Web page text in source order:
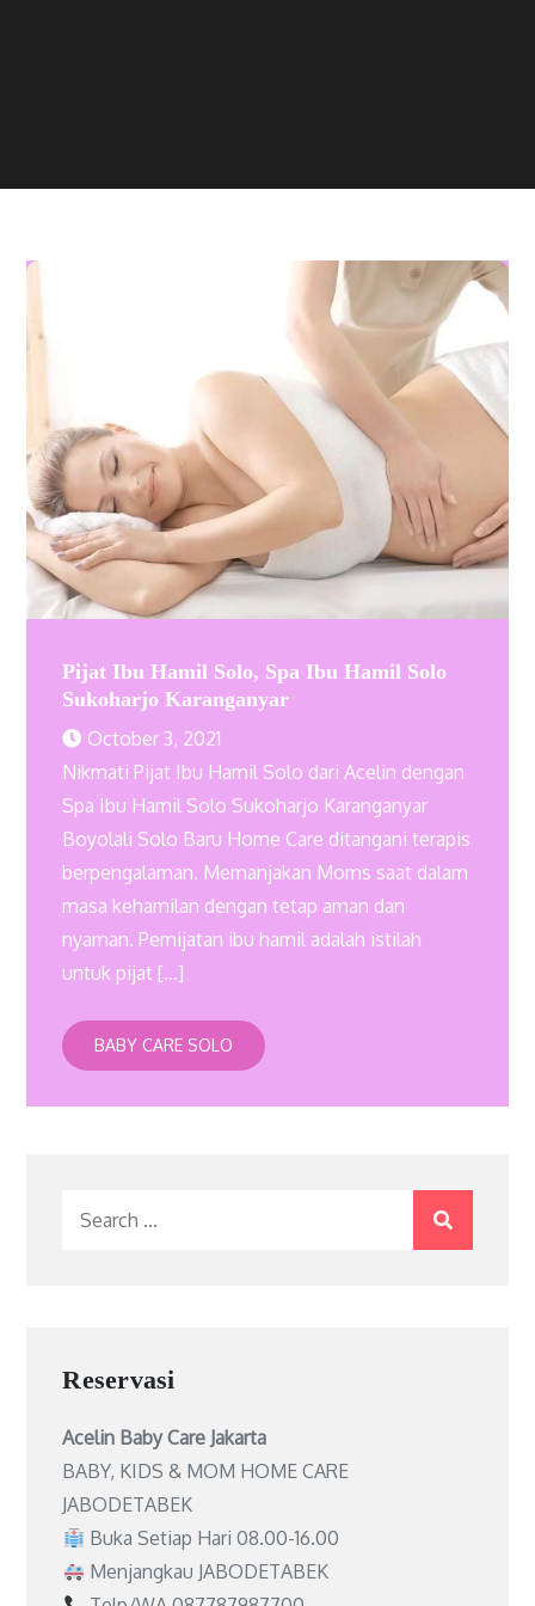
Pijat Ibu Hamil Solo, Spa Ibu Hamil Solo
Sukoharjo Karanganyar
October 3, 2021
Nikmati Pijat Ibu Hamil Solo dari Acelin dengan
Spa Ibu Hamil Solo Sukoharjo Karanganyar
Boyolali Solo Baru Home Care ditangani terapis
berpengalaman. Memanjakan Moms saat dalam
masa kehamilan dengan tetap aman dan
nyaman. Pemijatan ibu hamil adalah istilah
untuk pijat […]
BABY CARE SOLO
Search
Reservasi
Acelin Baby Care Jakarta
BABY, KIDS & MOM HOME CARE
JABODETABEK
Buka Setiap Hari 08.00-16.00
Menjangkau JABODETABEK